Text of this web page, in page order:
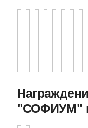
"СОФИУМ" и